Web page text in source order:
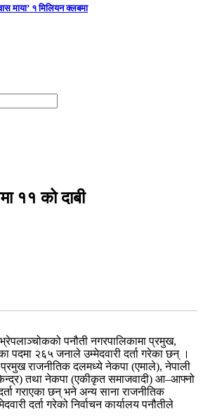
माया’ १ मिलियन क्लबमा
११ को दाबी
पनौती नगरपालिकामा प्रमुख,
पदमा २६५ जनाले उम्मेदवारी दर्ता गरेका छन् ।
प्रमुख राजनीतिक दलमध्ये नेकपा (एमाले), नेपाली
तथा नेकपा (एकीकृत समाजवादी) आ–आफ्नो
दर्ता गराएका छन् भने अन्य साना राजनीतिक
दर्ता गरेको निर्वाचन कार्यालय पनौतीले